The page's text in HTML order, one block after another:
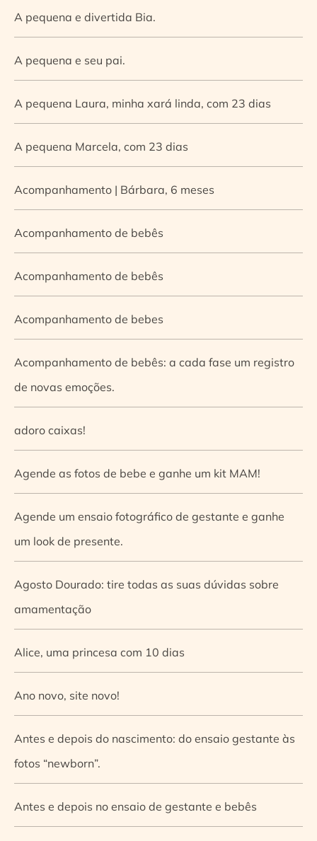
A pequena e divertida Bia.
A pequena e seu pai.
A pequena Laura, minha xará linda, com 23 dias
A pequena Marcela, com 23 dias
Acompanhamento | Bárbara, 6 meses
Acompanhamento de bebês
Acompanhamento de bebês
Acompanhamento de bebes
Acompanhamento de bebês: a cada fase um registro
de novas emoções.
adoro caixas!
Agende as fotos de bebe e ganhe um kit MAM!
Agende um ensaio fotográfico de gestante e ganhe
um look de presente.
Agosto Dourado: tire todas as suas dúvidas sobre
amamentação
Alice, uma princesa com 10 dias
Ano novo, site novo!
Antes e depois do nascimento: do ensaio gestante às
fotos “newborn”.
Antes e depois no ensaio de gestante e bebês